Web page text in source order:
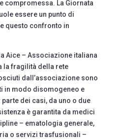
compromessa. La Giornata
essere un punto di
questo confronto in
Aice – Associazione italiana
la fragilità della rete
dall’associazione sono
in modo disomogeneo e
dei casi, da uno o due
è garantita da medici
– ematologia generale,
o servizi trasfusionali –